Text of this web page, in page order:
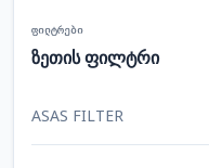
ფილტრები
ზეთის ფილტრი
ASAS FILTER